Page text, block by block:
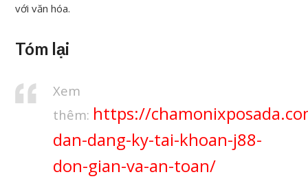
với văn hóa.
Tóm lại
Xem
thêm: https://
dan-dang-ky-tai-khoan-j88-
don-gian-va-an-toan/